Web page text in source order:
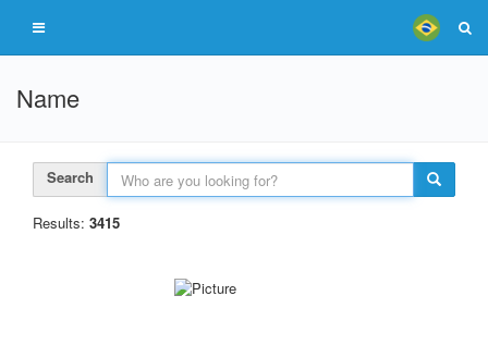
Name
Search
Results: 3415